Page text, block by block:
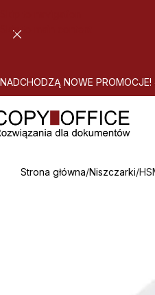
Skip to main content
NADCHODZĄ NOWE PROMOCJE!
Strona główna Niszczarki